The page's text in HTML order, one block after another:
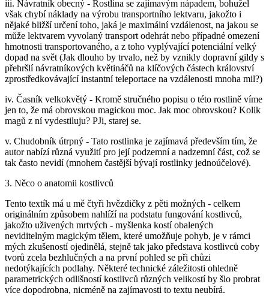
iii. Návratník obecný - Rostlina se zajímavým nápadem, bohužel
však chybí náklady na výrobu transportního lektvaru, jakožto i
nějaké bližší určení toho, jaká je maximální vzdálenost, na jakou se
může lektvarem vyvolaný transport odehrát nebo případné omezení
hmotnosti transportovaného, a z toho vyplývající potenciální velký
dopad na svět (Jak dlouho by trvalo, než by vznikly dopravní gildy s
přehršlí návratníkových květináčů na klíčových částech království
zprostředkovávající instantní teleportace na vzdálenosti mnoha mil?)
iv. Časník velkokvětý - Kromě stručného popisu o této rostlině víme
jen to, že má obrovskou magickou moc. Jak moc obrovskou? Kolik
magů z ní vydestiluju? PJi, starej se.
v. Chudobník útrpný - Tato rostlinka je zajímavá především tím, že
autor nabízí různá využití pro její podzemní a nadzemní část, což se
tak často nevidí (mnohem častější bývají rostlinky jednoúčelové).
3. Něco o anatomii kostlivců
Tento textík má u mě čtyři hvězdičky z pěti možných - celkem
originálním způsobem nahlíží na podstatu fungování kostlivců,
jakožto uživených mrtvých - myšlenka kostí obalených
neviditelným magickým tělem, které umožňuje pohyb, je v rámci
mých zkušeností ojedinělá, stejně tak jako představa kostlivců coby
tvorů zcela bezhlučných a na první pohled se při chůzi
nedotýkajících podlahy. Některé technické záležitosti ohledně
parametrických odlišností kostlivců různých velikostí by šlo probrat
více dopodrobna, nicméně na zajímavosti to textu neubírá.